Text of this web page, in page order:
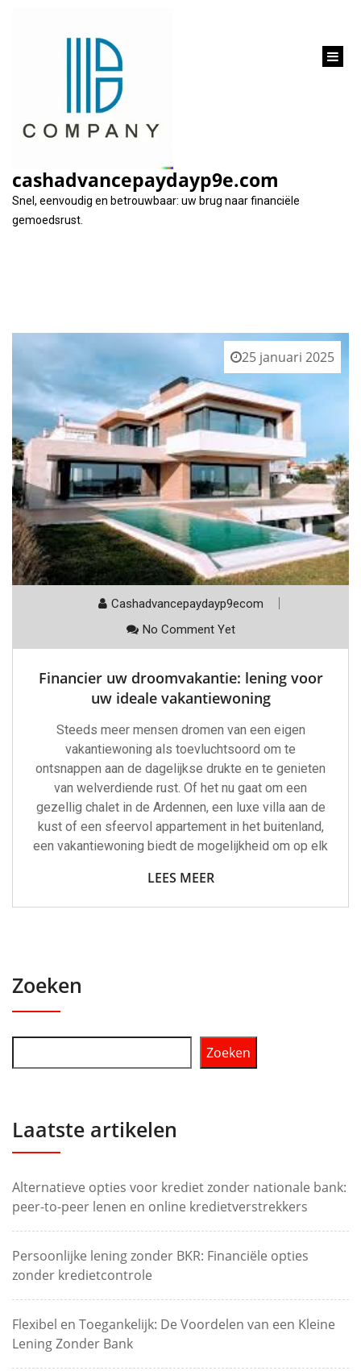
cashadvancepaydayp9e.com
Snel, eenvoudig en betrouwbaar: uw brug naar financiële
gemoedsrust.
Tag:eigen vakantiewoning
25 januari 2025
Cashadvancepaydayp9ecom
No Comment Yet
Financier uw droomvakantie: lening voor
uw ideale vakantiewoning
Steeds meer mensen dromen van een eigen
vakantiewoning als toevluchtsoord om te
ontsnappen aan de dagelijkse drukte en te genieten
van welverdiende rust. Of het nu gaat om een
gezellig chalet in de Ardennen, een luxe villa aan de
kust of een sfeervol appartement in het buitenland,
een vakantiewoning biedt de mogelijkheid om op elk
LEES MEER
Zoeken
Zoeken
Laatste artikelen
Alternatieve opties voor krediet zonder nationale bank:
peer-to-peer lenen en online kredietverstrekkers
Persoonlijke lening zonder BKR: Financiële opties
zonder kredietcontrole
Flexibel en Toegankelijk: De Voordelen van een Kleine
Lening Zonder Bank